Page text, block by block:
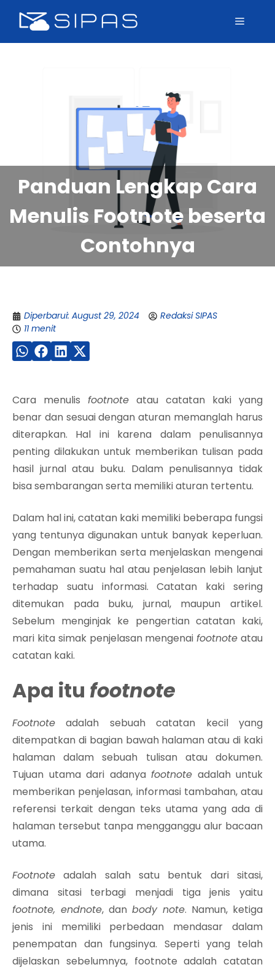
Panduan Lengkap Cara
Menulis Footnote beserta
Contohnya
Diperbarui: August 29, 2024
Redaksi SIPAS
11 menit
Cara menulis footnote atau catatan kaki yang
benar dan sesuai dengan aturan memanglah harus
diterapkan. Hal ini karena dalam penulisannya
penting dilakukan untuk memberikan tulisan pada
hasil jurnal atau buku. Dalam penulisannya tidak
bisa sembarangan serta memiliki aturan tertentu.
Dalam hal ini, catatan kaki memiliki beberapa fungsi
yang tentunya digunakan untuk banyak keperluan.
Dengan memberikan serta menjelaskan mengenai
pemahaman suatu hal atau penjelasan lebih lanjut
terhadap suatu informasi. Catatan kaki sering
ditemukan pada buku, jurnal, maupun artikel.
Sebelum menginjak ke pengertian catatan kaki,
mari kita simak penjelasan mengenaifootnote atau
catatan kaki.
Apa itu footnote
Footnote adalah sebuah catatan kecil yang
ditempatkan di bagian bawah halaman atau di kaki
halaman dalam sebuah tulisan atau dokumen.
Tujuan utama dari adanya footnote adalah untuk
memberikan penjelasan, informasi tambahan, atau
referensi terkait dengan teks utama yang ada di
halaman tersebut tanpa mengganggu alur bacaan
utama.
Footnote adalah salah satu bentuk dari sitasi,
dimana sitasi terbagi menjadi tiga jenis yaitu
footnote, endnote, dan body note. Namun, ketiga
jenis ini memiliki perbedaan mendasar dalam
penempatan dan fungsinya. Seperti yang telah
dijelaskan sebelumnya, footnote adalah catatan